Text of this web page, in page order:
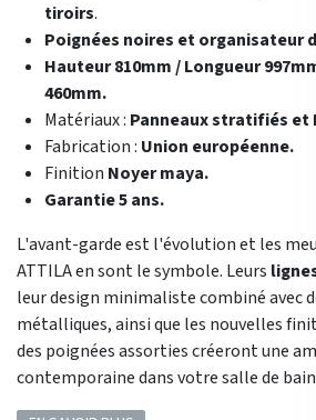
tiroirs.
Poignées noires et organisateur
Hauteur 810mm / Longueur
460mm.
Matériaux : Panneaux stratifiés et
Fabrication : Union européenne.
Finition Noyer maya.
Garantie 5 ans.
L'avant-garde est l'évolution et les
ATTILA en sont le symbole. Leurs
leur design minimaliste combiné avec
métalliques, ainsi que les nouvelles
des poignées assorties créeront une
contemporaine dans votre salle de